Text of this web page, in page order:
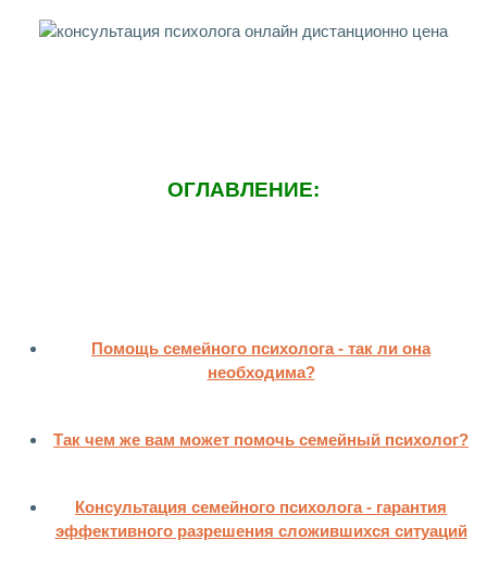
ОГЛАВЛЕНИЕ:
Помощь семейного психолога - так ли она
необходима?
Так чем же вам может помочь семейный психолог?
Консультация семейного психолога - гарантия
эффективного разрешения сложившихся ситуаций